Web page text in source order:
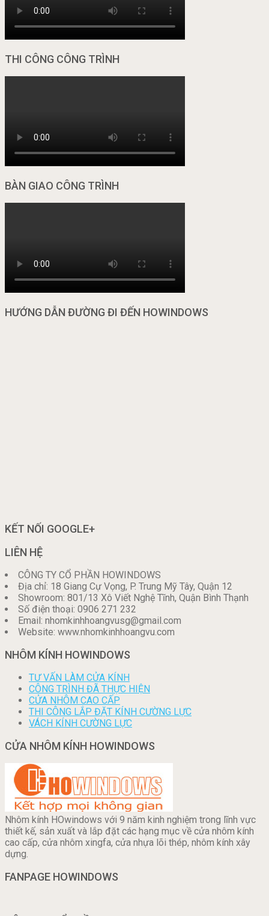
THI CÔNG CÔNG TRÌNH
BÀN GIAO CÔNG TRÌNH
HƯỚNG DẪN ĐƯỜNG ĐI ĐẾN HOWINDOWS
KẾT NỐI GOOGLE+
LIÊN HỆ
CÔNG TY CỔ PHẦN HOWINDOWS
Địa chỉ: 18 Giang Cự Vọng, P. Trung Mỹ Tây, Quận 12
Showroom: 801/13 Xô Viết Nghệ Tĩnh, Quận Bình Thạnh
Số điện thoại: 0906 271 232
Email: nhomkinhhoangvusg@gmail.com
Website: www.nhomkinhhoangvu.com
NHÔM KÍNH HOWINDOWS
TƯ VẤN LÀM CỬA KÍNH
CÔNG TRÌNH ĐÃ THỰC HIỆN
CỬA NHÔM CAO CẤP
THI CÔNG LẮP ĐẶT KÍNH CƯỜNG LỰC
VÁCH KÍNH CƯỜNG LỰC
CỬA NHÔM KÍNH HOWINDOWS
Nhôm kính HOwindows với 9 năm kinh nghiệm trong lĩnh vực
thiết kế, sản xuất và lắp đặt các hạng mục về cửa nhôm kính
cao cấp, cửa nhôm xingfa, cửa nhựa lõi thép, nhôm kính xây
dựng.
FANPAGE HOWINDOWS